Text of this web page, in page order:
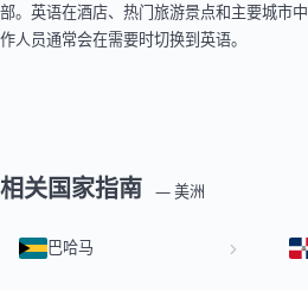
部。英语在酒店、热门旅游景点和主要城
作人员通常会在需要时切换到英语。
相关国家指南 — 美洲
巴哈马